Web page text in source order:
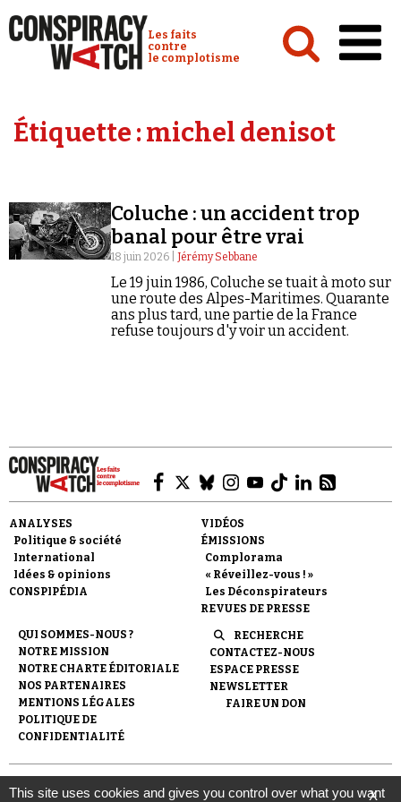
Conspiracy Watch :
Les faits
contre
le complotisme
Analyses
Vidéos
Émissions
Revues de presse
Faire un don
Demander à Vera
Étiquette :michel denisot
Coluche : un accident trop
banal pour être vrai
18 juin 2026 |Jérémy Sebbane
Le 19 juin 1986, Coluche se tuait à moto sur
une route des Alpes-Maritimes. Quarante
ans plus tard, une partie de la France
refuse toujours d'y voir un accident.
ANALYSES
Politique & société
International
Idées & opinions
CONSPIPÉDIA
VIDÉOS
ÉMISSIONS
Complorama
« Réveillez-vous ! »
Les Déconspirateurs
REVUES DE PRESSE
QUI SOMMES-NOUS ?
NOTRE MISSION
NOTRE CHARTE ÉDITORIALE
NOS PARTENAIRES
MENTIONS LÉGALES
POLITIQUE DE
CONFIDENTIALITÉ
RECHERCHE
CONTACTEZ-NOUS
ESPACE PRESSE
NEWSLETTER
FAIRE UN DON
© 2007- 2026 Conspiracy Watch | Une réalisation de
l'Observatoire du conspirationnisme (association loi de 1901) avec
X
This site uses cookies and gives you control over what you want